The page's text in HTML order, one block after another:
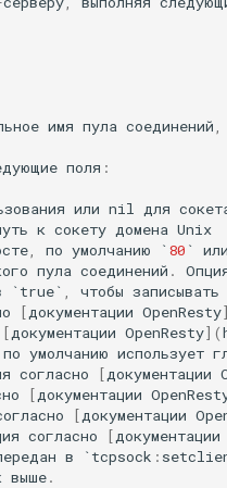
имя пула соединений
поля :
или nil для
к сокету домена Unix
по умолчанию ` 80 `
пула соединений .
` true` чтобы записывать
[ документации OpenResty
[ документации OpenResty](
по умолчанию использует
согласно [ документации
[ документации
[ документации
согласно [ документации
в ` tcpsock :
выше.